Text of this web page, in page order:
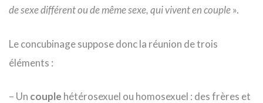
de sexe différent ou de même sexe, qui vivent en couple».
Le concubinage suppose donc la réunion de trois
éléments :
– Un couple hétérosexuel ou homosexuel : des frères et